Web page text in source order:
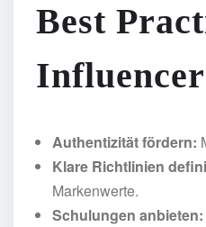
Best
Authentizität fördern:
Klare Richtlinien
Markenwerte.
Schulungen anbieten: